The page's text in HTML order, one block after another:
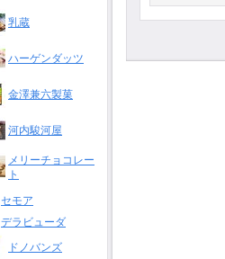
乳蔵
ハーゲンダッツ
金澤兼六製菓
河内駿河屋
メリーチョコレー
ト
セモア
デラビューダ
ドノバンズ